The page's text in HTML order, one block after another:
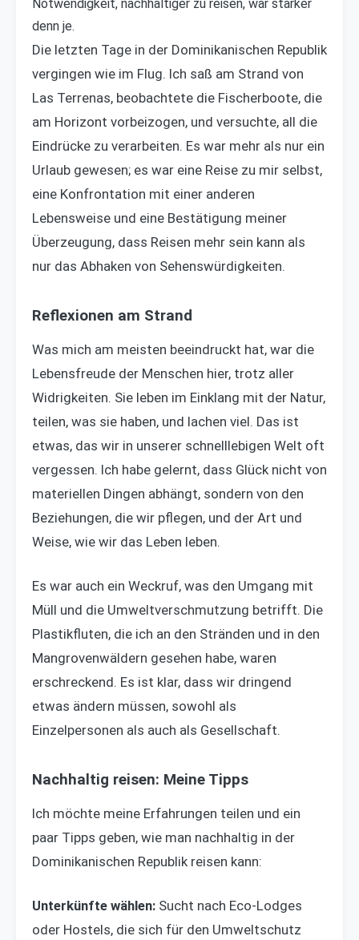
Notwendigkeit, nachhaltiger zu reisen, war stärker
denn je.
Die letzten Tage in der Dominikanischen Republik
vergingen wie im Flug. Ich saß am Strand von
Las Terrenas, beobachtete die Fischerboote, die
am Horizont vorbeizogen, und versuchte, all die
Eindrücke zu verarbeiten. Es war mehr als nur ein
Urlaub gewesen; es war eine Reise zu mir selbst,
eine Konfrontation mit einer anderen
Lebensweise und eine Bestätigung meiner
Überzeugung, dass Reisen mehr sein kann als
nur das Abhaken von Sehenswürdigkeiten.
Reflexionen am Strand
Was mich am meisten beeindruckt hat, war die
Lebensfreude der Menschen hier, trotz aller
Widrigkeiten. Sie leben im Einklang mit der Natur,
teilen, was sie haben, und lachen viel. Das ist
etwas, das wir in unserer schnelllebigen Welt oft
vergessen. Ich habe gelernt, dass Glück nicht von
materiellen Dingen abhängt, sondern von den
Beziehungen, die wir pflegen, und der Art und
Weise, wie wir das Leben leben.
Es war auch ein Weckruf, was den Umgang mit
Müll und die Umweltverschmutzung betrifft. Die
Plastikfluten, die ich an den Stränden und in den
Mangrovenwäldern gesehen habe, waren
erschreckend. Es ist klar, dass wir dringend
etwas ändern müssen, sowohl als
Einzelpersonen als auch als Gesellschaft.
Nachhaltig reisen: Meine Tipps
Ich möchte meine Erfahrungen teilen und ein
paar Tipps geben, wie man nachhaltig in der
Dominikanischen Republik reisen kann:
Unterkünfte wählen: Sucht nach Eco-Lodges
oder Hostels, die sich für den Umweltschutz